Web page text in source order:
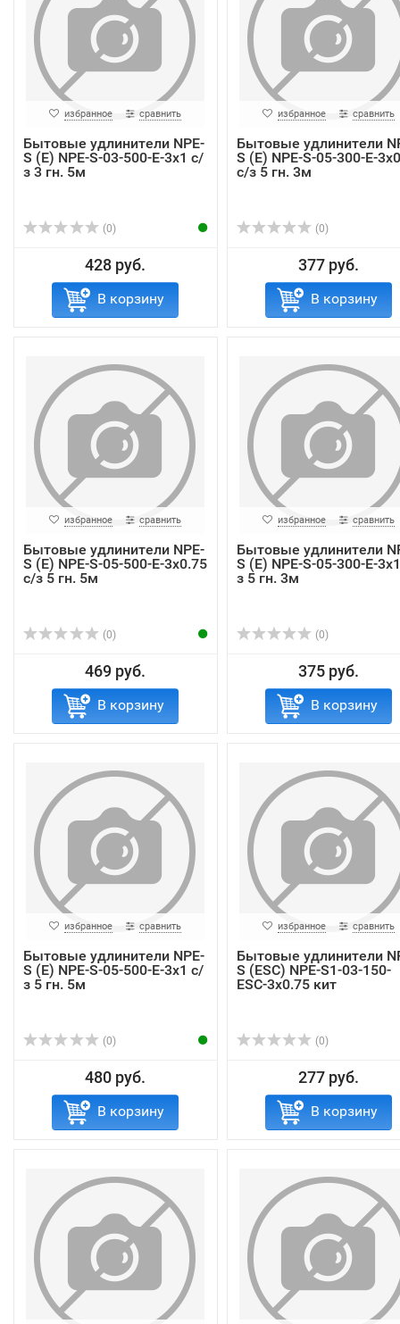
избранное сравнить
Бытовые удлинители NPE-
S (E) NPE-S-03-500-E-3x1 с/
з 3 гн. 5м
(0)
428 руб.
В корзину
избранное сравнить
Бытовые удлинители
S (E) NPE-S-05-300-E-
с/з 5 гн. 3м
(0)
377 руб.
В корзину
избранное сравнить
Бытовые удлинители NPE-
S (E) NPE-S-05-500-E-3x0.75
с/з 5 гн. 5м
(0)
469 руб.
В корзину
избранное сравнить
Бытовые удлинители
S (E) NPE-S-05-300-E-
з 5 гн. 3м
(0)
375 руб.
В корзину
избранное сравнить
Бытовые удлинители NPE-
S (E) NPE-S-05-500-E-3x1 с/
з 5 гн. 5м
(0)
480 руб.
В корзину
избранное сравнить
Бытовые удлинители
S (ESC) NPE-S1-03-150-
ESC-3x0.75 кит
(0)
277 руб.
В корзину